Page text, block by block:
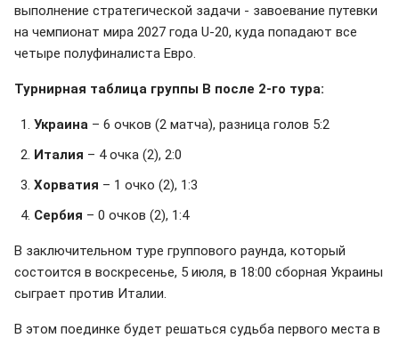
выполнение стратегической задачи - завоевание путевки
на чемпионат мира 2027 года U-20, куда попадают все
четыре полуфиналиста Евро.
Турнирная таблица группы B после 2-го тура:
Украина – 6 очков (2 матча), разница голов 5:2
Италия – 4 очка (2), 2:0
Хорватия – 1 очко (2), 1:3
Сербия – 0 очков (2), 1:4
В заключительном туре группового раунда, который
состоится в воскресенье, 5 июля, в 18:00 сборная Украины
сыграет против Италии.
В этом поединке будет решаться судьба первого места в